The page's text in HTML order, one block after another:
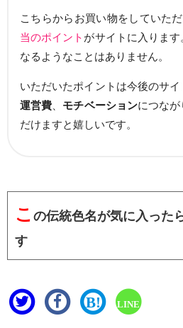
こちらからお買い物をしていた
当のポイント がサイトに入りま
なるようなことはありません。
いただいたポイントは今後のサ
運営費
モチベーションにつな
だけますと嬉しいです。
こ の伝統色名が気に入った
す
B! LINE